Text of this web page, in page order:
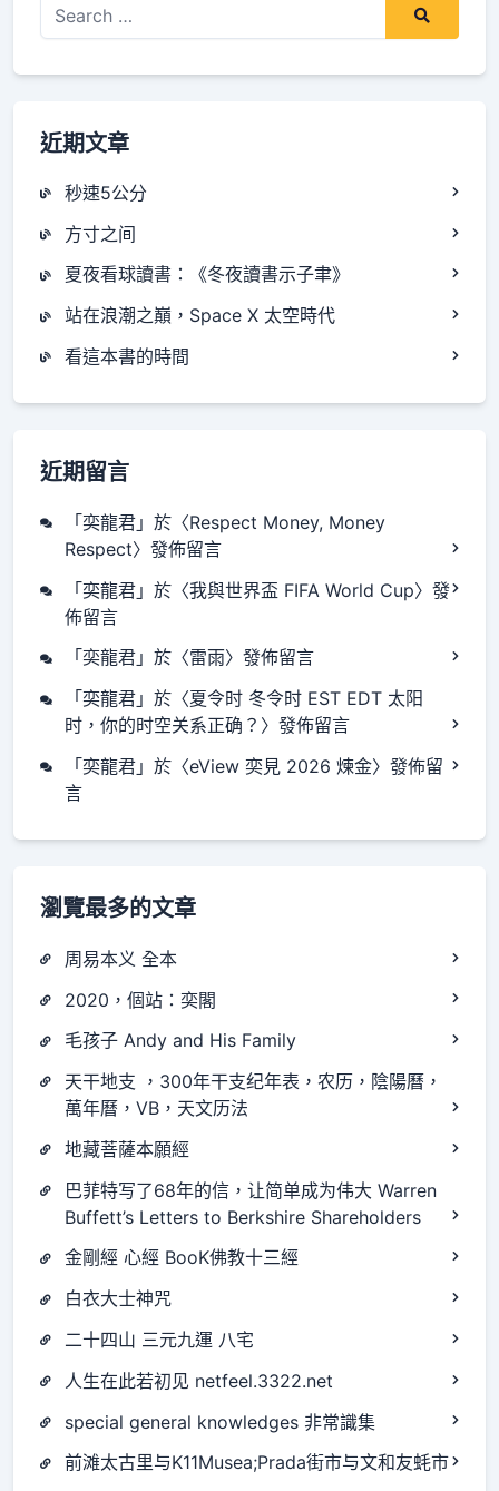
for:
近期文章
秒速5公分
方寸之间
夏夜看球讀書：《冬夜讀書示子聿》
站在浪潮之巔，Space X 太空時代
看這本書的時間
近期留言
「奕龍君 」於〈Respect Money, Money
Respect〉發佈留言
「奕龍君 」於〈我與世界盃 FIFA World Cup〉發
佈留言
「奕龍君 」於〈雷雨〉發佈留言
「奕龍君 」於〈夏令时 冬令时 EST EDT 太阳
时，你的时空关系正确？ 〉發佈留言
「奕龍君 」於〈eView 奕見 2026 煉金〉發佈留
言
瀏覽最多的文章
周易本义 全本
2020，個站：奕閣
毛孩子 Andy and His Family
天干地支 ，300年干支纪年表，农历，陰陽曆，
萬年曆，VB，天文历法
地藏菩薩本願經
巴菲特写了68年的信，让简单成为伟大 Warren
Buffett’s Letters to Berkshire Shareholders
金剛經 心經 BooK佛教十三經
白衣大士神咒
二十四山 三元九運 八宅
人生在此若初见 netfeel.3322.net
special general knowledges 非常識集
前滩太古里与K11Musea;Prada街市与文和友蚝市